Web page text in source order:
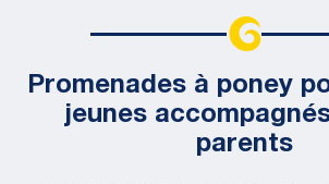
centre equestre balade encadrée
cheval @Loïc KERSUZAN Morbihan
Promenades à poney
jeunes
parents